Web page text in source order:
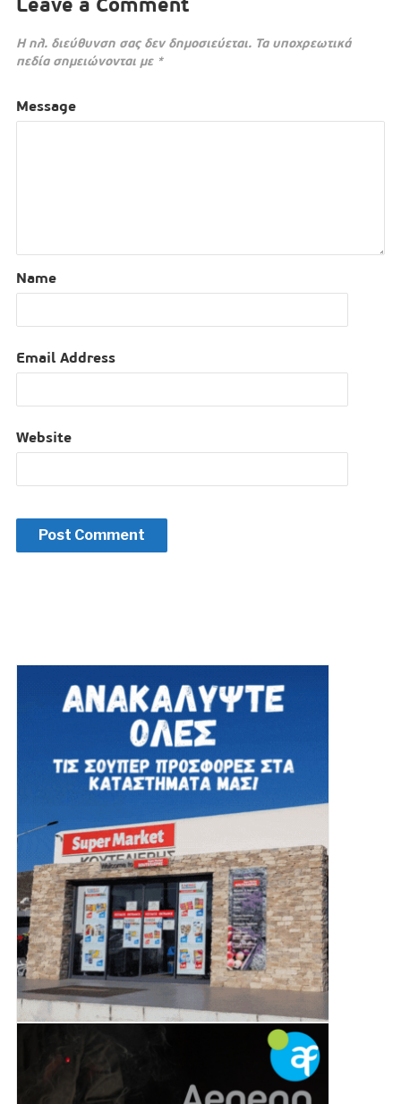
Leave a Comment
Η ηλ. διεύθυνση σας δεν δημοσιεύεται. Τα υποχρεωτικά
πεδία σημειώνονται με *
Message
Name
Email Address
Website